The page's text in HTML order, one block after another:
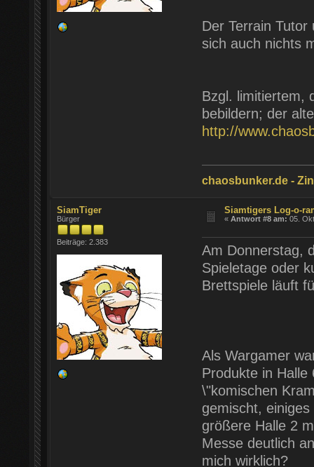
Der Terrain
sich auch nichts
Bzgl. limitiertem,
bebildern; der
http://
chaosbunker.de -
SiamTiger
Bürger
Beiträge: 2.383
Siamtigers Log-o-
«Antwort #8 am: 05.
Am Donnerstag,
Spieletage oder
Brettspiele läuft
Als Wargamer
Produkte in
\"komischen
gemischt,
größere Halle 2
Messe deutlich
mich wirklich?